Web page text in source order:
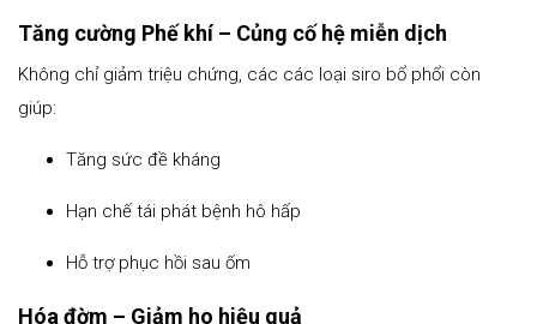
Tăng cường Phế khí – Củng cố hệ miễn dịch
Không chỉ giảm triệu chứng, các các loại siro bổ phổi còn
giúp:
Tăng sức đề kháng
Hạn chế tái phát bệnh hô hấp
Hỗ trợ phục hồi sau ốm
Hóa đờm – Giảm ho hiệu quả